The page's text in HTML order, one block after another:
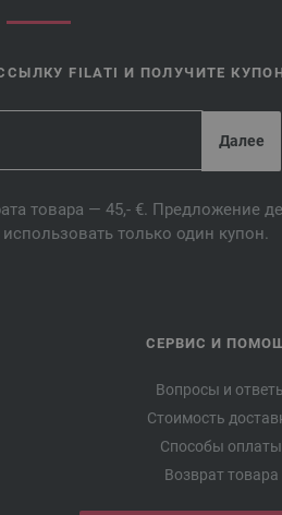
FILATI И ПОЛУЧИТЕ
товара — 45,- €. Предложение
только один купон.
СЕРВИС И
Вопросы и
Стоимость
Способы оплаты
Возврат товара